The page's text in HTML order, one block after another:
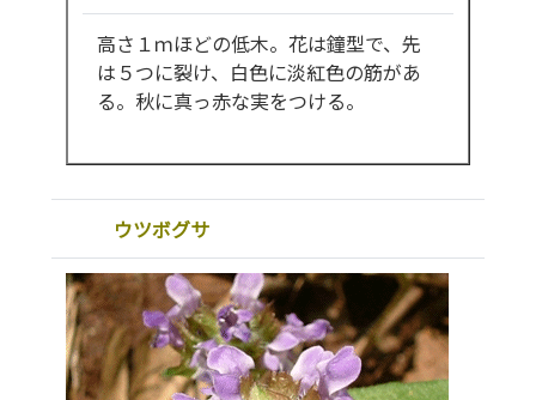
高さ１ｍほどの低木。花は鐘型で、先
は５つに裂け、白色に淡紅色の筋があ
る。秋に真っ赤な実をつける。
ウツボグサ